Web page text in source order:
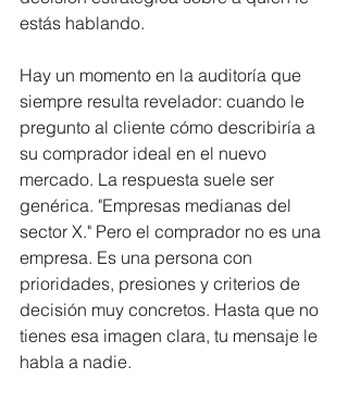
estás hablando.
Hay un momento en la auditoría que
siempre resulta revelador: cuando le
pregunto al cliente cómo describiría a
su comprador ideal en el nuevo
mercado. La respuesta suele ser
genérica. "Empresas medianas del
sector X." Pero el comprador no es una
empresa. Es una persona con
prioridades, presiones y criterios de
decisión muy concretos. Hasta que no
tienes esa imagen clara, tu mensaje le
habla a nadie.